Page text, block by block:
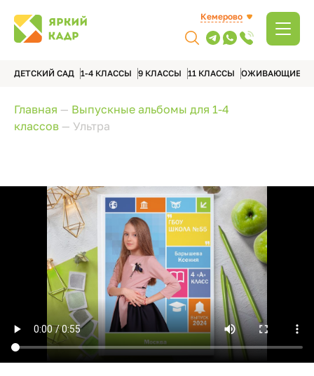
Кемерово
ДЕТСКИЙ САД 1-4 КЛАССЫ 9 КЛАССЫ 11 КЛАССЫ ОЖИВАЮЩИЕ
Главная — Выпускные альбомы для 1-4
классов — Ультра